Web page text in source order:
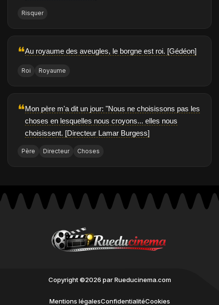
Risquer
❝Au royaume des aveugles, le borgne est roi. [Gédéon]
Roi Royaume
❝Mon père m'a dit un jour: "Nous ne choisissons pas les
choses en lesquelles nous croyons... elles nous
choisissent. [Directeur Lamar Burgess]
Père Directeur Choses
Copyright ©2026 par Rueducinema.com
Mentions légalesConfidentialitéCookies